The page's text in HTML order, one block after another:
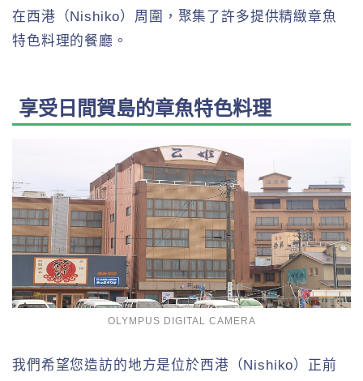
在西港（Nishiko）周圍，聚集了許多提供精緻章魚
特色料理的餐廳。
享受日間賀島的章魚特色料理
OLYMPUS DIGITAL CAMERA
我們希望您造訪的地方是位於西港（Nishiko）正前